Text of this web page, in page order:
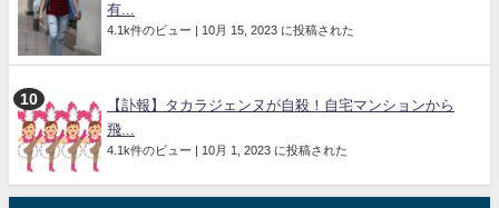
有...
4.1k件のビュー | 10月 15, 2023 に投稿された
【訃報】タカラジェンヌが自殺！自宅マンションから
飛...
4.1k件のビュー | 10月 1, 2023 に投稿された